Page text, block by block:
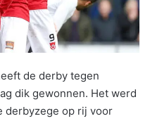
de derby tegen
dik gewonnen. Het werd
derbyzege op rij voor